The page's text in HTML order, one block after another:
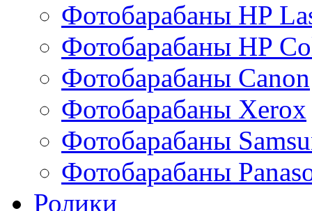
Фотобарабаны HP
Фотобарабаны HP
Фотобарабаны Canon
Фотобарабаны Xerox
Фотобарабаны
Фотобарабаны
Ролики